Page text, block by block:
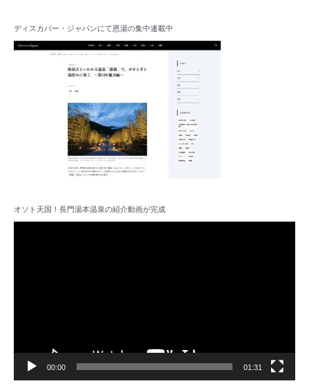
ディスカバー・ジャパンにて恩湯の集中連載中
オソト天国！長門湯本温泉の紹介動画が完成
00:00 01:31